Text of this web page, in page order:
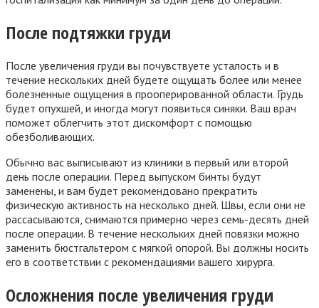
После подтяжки груди
После увеличения груди вы почувствуете усталость и в
течение нескольких дней будете ощущать более или менее
болезненные ощущения в прооперированной области. Грудь
будет опухшей, и иногда могут появиться синяки. Ваш врач
поможет облегчить этот дискомфорт с помощью
обезболивающих.
Обычно вас выписывают из клиники в первый или второй
день после операции. Перед выпуском бинты будут
заменены, и вам будет рекомендовано прекратить
физическую активность на несколько дней. Швы, если они не
рассасываются, снимаются примерно через семь-десять дней
после операции. В течение нескольких дней повязки можно
заменить бюстгальтером с мягкой опорой. Вы должны носить
его в соответствии с рекомендациями вашего хирурга.
Осложнения после увеличения груди